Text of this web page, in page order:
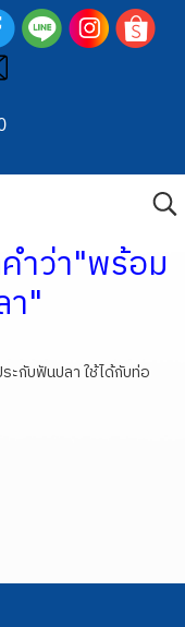
ำว่า"พร้อม
"
ะกับฟันปลา ใช้ได้กับท่อ